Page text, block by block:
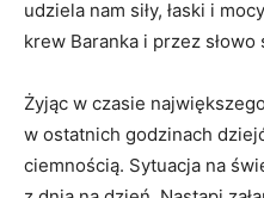
udziela nam siły, łaski i
krew Baranka i przez
Żyjąc w czasie
w ostatnich godzinach
ciemnością. Sytuacja na